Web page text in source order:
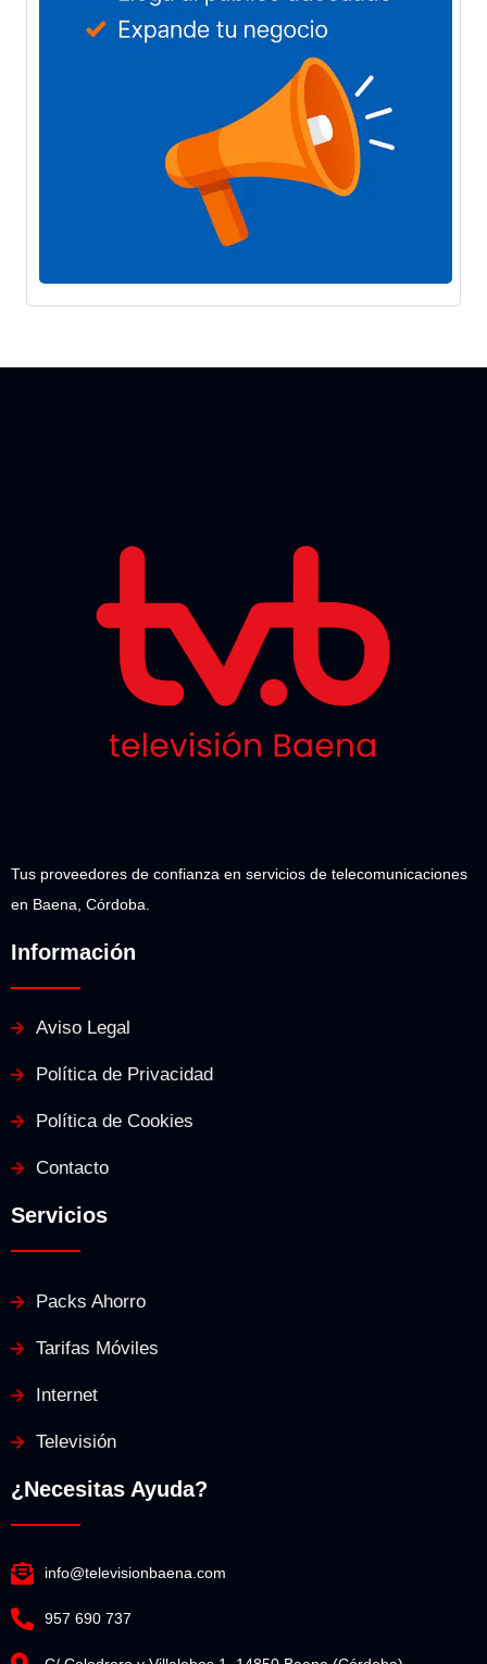
Tus proveedores de confianza en servicios de telecomunicaciones
en Baena, Córdoba.
Información
Aviso Legal
Política de Privacidad
Política de Cookies
Contacto
Servicios
Packs Ahorro
Tarifas Móviles
Internet
Televisión
¿Necesitas Ayuda?
info@televisionbaena.com
957 690 737